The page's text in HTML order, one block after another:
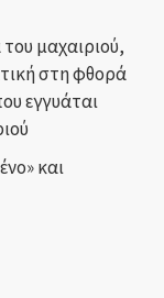
μαχαιριού,
στη φθορά
εγγυάται
και